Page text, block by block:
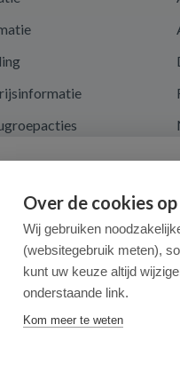
en retouren
Over de cookies
Wij gebruiken
(websitegebruik meten),
kunt uw keuze altijd
onderstaande link.
Kom meer te weten
onze nieuwsbrief
beste aanbiedingen en